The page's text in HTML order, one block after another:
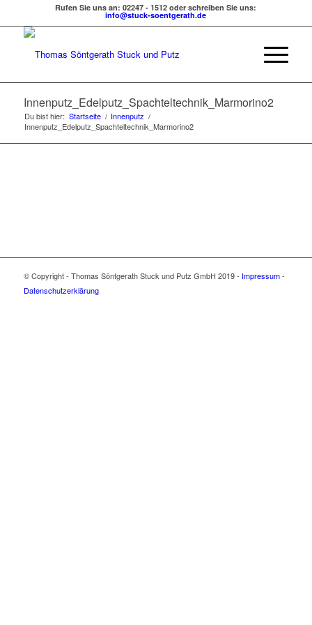
Rufen Sie uns an: 02247 - 1512 oder schreiben Sie uns:
info@stuck-soentgerath.de
Innenputz_Edelputz_Spachteltechnik_Marmorino2
Du bist hier: Startseite / Innenputz /
Innenputz_Edelputz_Spachteltechnik_Marmorino2
© Copyright - Thomas Söntgerath Stuck und Putz GmbH 2019 - Impressum-
Datenschutzerklärung